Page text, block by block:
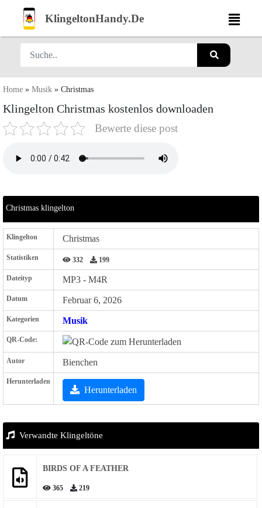
KlingeltonHandy.De
Home » Musik » Christmas
Klingelton Christmas kostenlos downloaden
Bewerte diese post
Christmas klingelton
Klingelton Christmas
Statistiken 332 199
Dateityp MP3 - M4R
Datum Februar 6, 2026
Kategorien Musik
QR-Code:
Autor Bienchen
Herunterladen
Herunterladen
Verwandte Klingeltöne
BIRDS OF A FEATHER
365 219